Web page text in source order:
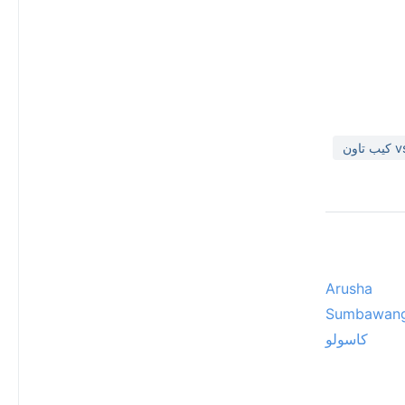
Arusha
كاسولو